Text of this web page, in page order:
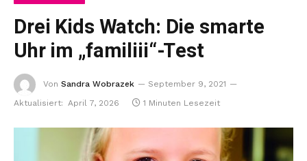
Drei Kids Watch: Die smarte
Uhr im „familiii“-Test
Von Sandra Wobrazek
September 9, 2021
Aktualisiert: April 7, 2026 1 Minuten Lesezeit